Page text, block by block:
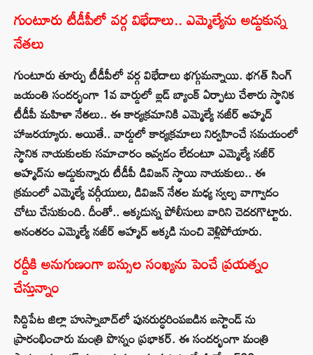
గుంటూరు టీడీపీలో వర్గ విభేదాలు.. ఎమ్మెల్యేను అడ్డుకున్న
నేతలు
గుంటూరు తూర్పు టీడీపీలో వర్గ విభేదాలు భగ్గుమన్నాయి. భగత్ సింగ్
జయంతి సందర్భంగా 1వ వార్డులో బ్లడ్ బ్యాంక్ ఏర్పాటు చేశారు స్థానిక
టీడీపీ మహిళా నేతలు.. ఈ కార్యక్రమానికి ఎమ్మెల్యే నజీర్ అహ్మద్
హాజరయ్యారు. అయితే.. వార్డులో కార్యక్రమాలు నిర్వహించే సమయంలో
స్థానిక నాయకులకు సమాచారం ఇవ్వడం లేదంటూ ఎమ్మెల్యే నజీర్
అహ్మద్‌ను అడ్డుకున్నారు టీడీపీ డివిజన్ స్థాయి నాయకులు.. ఈ
క్రమంలో ఎమ్మెల్యే వర్గీయులు, డివిజన్ నేతల మధ్య స్వల్ప వాగ్వాదం
చోటు చేసుకుంది. దీంతో.. అక్కడున్న పోలీసులు వారిని చెదరగొట్టారు.
అనంతరం ఎమ్మెల్యే నజీర్ అహ్మద్ అక్కడి నుంచి వెళ్లిపోయారు.
రద్దీకి అనుగుణంగా బస్సుల సంఖ్యను పెంచే ప్రయత్నం
చేస్తున్నాం
సిద్దిపేట జిల్లా హుస్నాబాద్‌లో పునరుద్ధరింపబడిన బస్టాండ్ ను
ప్రారంభించారు మంత్రి పొన్నం ప్రభాకర్. ఈ సందర్భంగా మంత్రి